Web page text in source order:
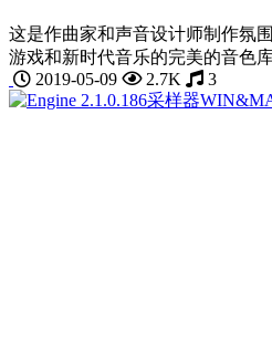
这是作曲家和声音设计师制作氛
游戏和新时代音乐的完美的音色
2019-05-09
2.7K 3